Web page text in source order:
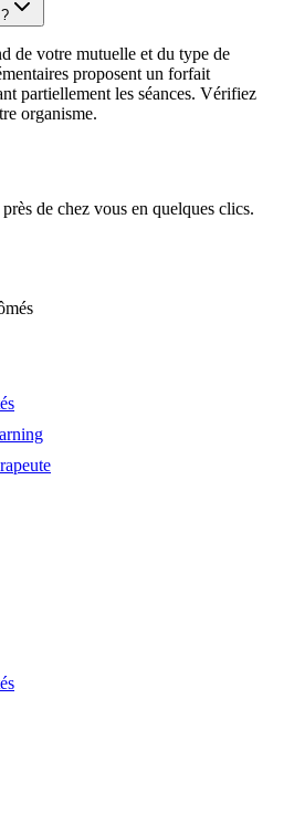
de votre mutuelle et du type de
proposent un forfait
partiellement les séances. Vérifiez
organisme.
de chez vous en quelques clics.